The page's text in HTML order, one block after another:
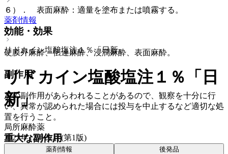
６）． 表面麻酔：適量を塗布または噴霧する。
効能・効果
硬膜外麻酔、伝達麻酔、浸潤麻酔、表面麻酔。
副作用
次の副作用があらわれることがあるので、観察を十分に行
い、異常が認められた場合には投与を中止するなど適切な処
置を行うこと。
重大な副作用
薬剤情報
リドカイン塩酸塩注１％「日新」
リドカイン塩酸塩注１％「日
新」
局所麻酔薬
2023年12月改訂(第1版)
薬剤情報 後発品